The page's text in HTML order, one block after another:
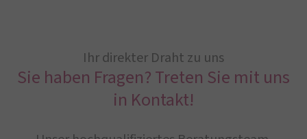
Ihr direkter Draht zu uns
Sie haben Fragen? Treten Sie mit uns
in Kontakt!